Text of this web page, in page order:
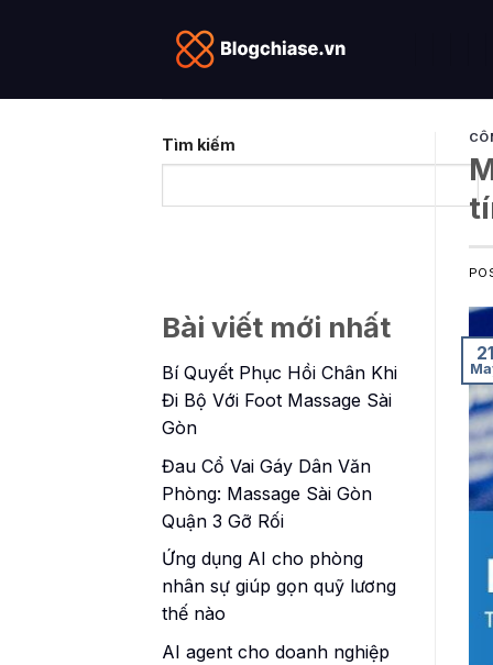
Tìm kiếm
Bài viết mới nhất
Bí Quyết Phục Hồi Chân Khi
Đi Bộ Với Foot Massage Sài
Gòn
Đau Cổ Vai Gáy Dân Văn
Phòng: Massage Sài Gòn
Quận 3 Gỡ Rối
Ứng dụng AI cho phòng
nhân sự giúp gọn quỹ lương
thế nào
AI agent cho doanh nghiệp